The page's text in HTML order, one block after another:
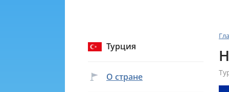
Турция
О стране